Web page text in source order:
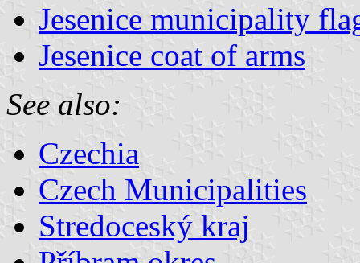
Jesenice municipality
Jesenice coat of arms
See also:
Czechia
Czech Municipalities
Stredoceský kraj